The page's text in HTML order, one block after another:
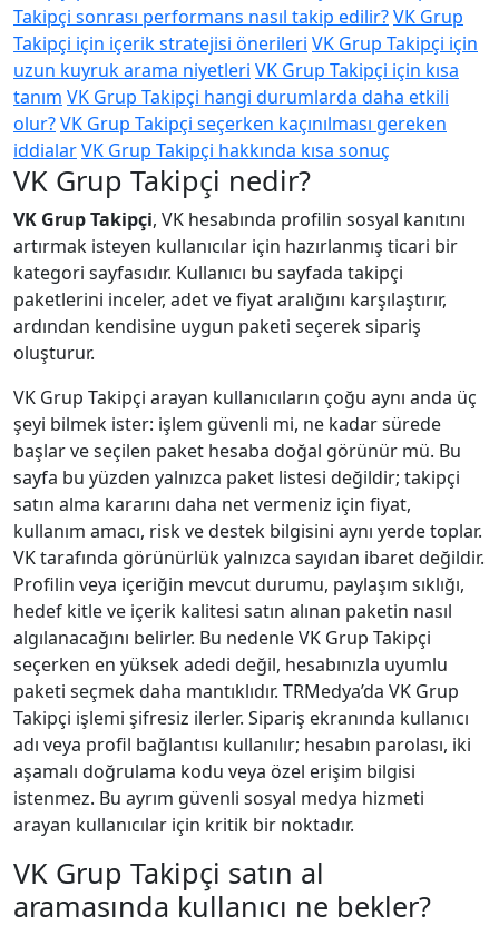
Takipçi sonrası performans nasıl takip edilir?VK Grup
Takipçi için içerik stratejisi önerileri VK Grup Takipçi için
uzun kuyruk arama niyetleri VK Grup Takipçi için kısa
tanım VK Grup Takipçi hangi durumlarda daha etkili
olur?VK Grup Takipçi seçerken kaçınılması gereken
iddialarVK Grup Takipçi hakkında kısa sonuç
VK Grup Takipçi nedir?
VK Grup Takipçi, VK hesabında profilin sosyal kanıtını
artırmak isteyen kullanıcılar için hazırlanmış ticari bir
kategori sayfasıdır. Kullanıcı bu sayfada takipçi
paketlerini inceler, adet ve fiyat aralığını karşılaştırır,
ardından kendisine uygun paketi seçerek sipariş
oluşturur.
VK Grup Takipçi arayan kullanıcıların çoğu aynı anda üç
şeyi bilmek ister: işlem güvenli mi, ne kadar sürede
başlar ve seçilen paket hesaba doğal görünür mü. Bu
sayfa bu yüzden yalnızca paket listesi değildir; takipçi
satın alma kararını daha net vermeniz için fiyat,
kullanım amacı, risk ve destek bilgisini aynı yerde toplar.
VK tarafında görünürlük yalnızca sayıdan ibaret değildir.
Profilin veya içeriğin mevcut durumu, paylaşım sıklığı,
hedef kitle ve içerik kalitesi satın alınan paketin nasıl
algılanacağını belirler. Bu nedenle VK Grup Takipçi
seçerken en yüksek adedi değil, hesabınızla uyumlu
paketi seçmek daha mantıklıdır. TRMedya’da VK Grup
Takipçi işlemi şifresiz ilerler. Sipariş ekranında kullanıcı
adı veya profil bağlantısı kullanılır; hesabın parolası, iki
aşamalı doğrulama kodu veya özel erişim bilgisi
istenmez. Bu ayrım güvenli sosyal medya hizmeti
arayan kullanıcılar için kritik bir noktadır.
VK Grup Takipçi satın al
aramasında kullanıcı ne bekler?